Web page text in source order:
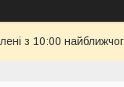
з 10:00